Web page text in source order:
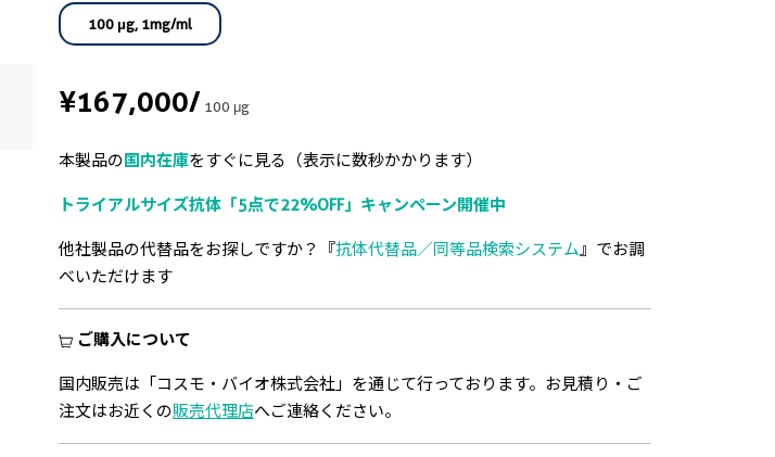
100 μg, 1mg/ml
¥167,000/100 μg
本製品の 国内在庫をすぐに見る（表示に数秒かかります）
トライアルサイズ抗体「5点で22%OFF」キャンペーン開催中
他社製品の代替品をお探しですか？『抗体代替品／同等品検索システム』でお調
べいただけます
ご購入について
国内販売は「コスモ・バイオ株式会社」を通じて行っております。お見積り・ご
注文はお近くの販売代理店へご連絡ください。